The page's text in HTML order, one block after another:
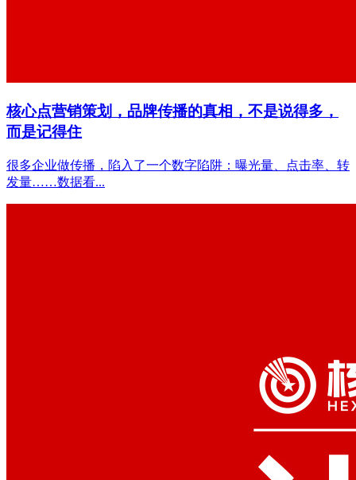
核心点营销策划，品牌传播的真相，不是说得多，
而是记得住
很多企业做传播，陷入了一个数字陷阱：曝光量、点击率、转
发量……数据看...